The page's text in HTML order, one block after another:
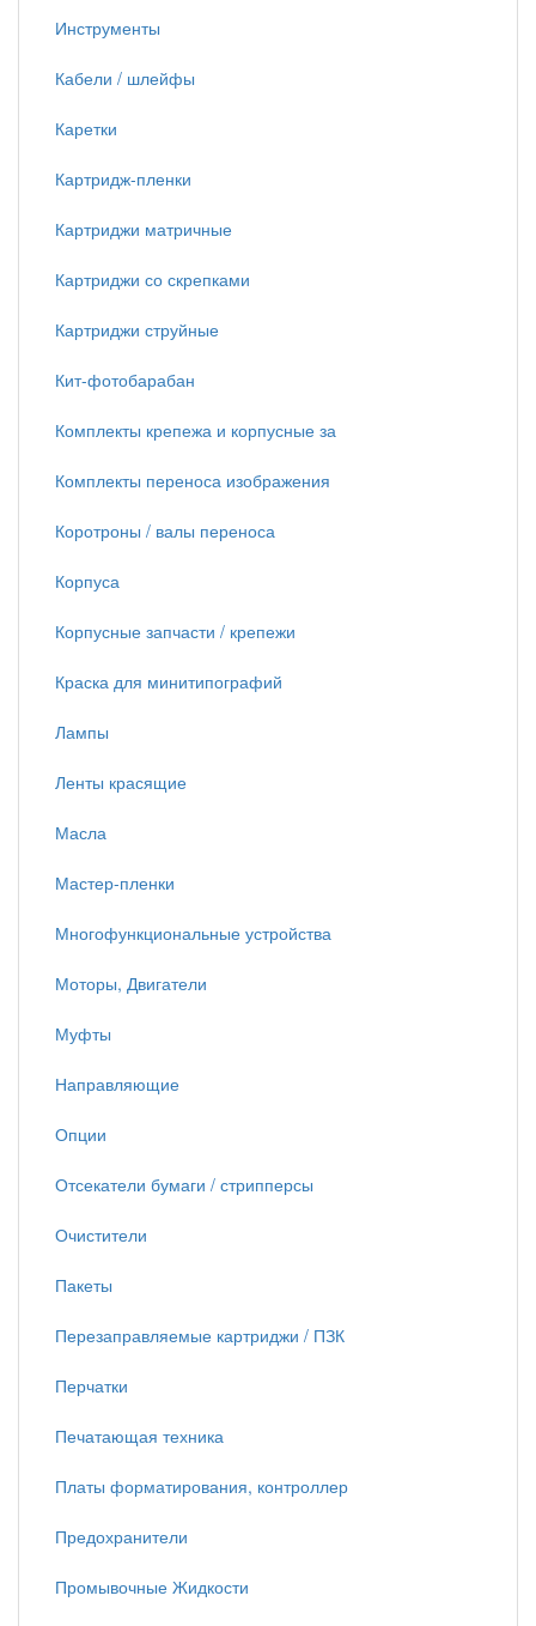
Инструменты
Кабели / шлейфы
Каретки
Картридж-пленки
Картриджи матричные
Картриджи со скрепками
Картриджи струйные
Кит-фотобарабан
Комплекты крепежа и корпусные за
Комплекты переноса изображения
Коротроны / валы переноса
Корпуса
Корпусные запчасти / крепежи
Краска для минитипографий
Лампы
Ленты красящие
Масла
Мастер-пленки
Многофункциональные устройства
Моторы, Двигатели
Муфты
Направляющие
Опции
Отсекатели бумаги / стрипперсы
Очистители
Пакеты
Перезаправляемые картриджи / ПЗК
Перчатки
Печатающая техника
Платы форматирования, контроллер
Предохранители
Промывочные Жидкости